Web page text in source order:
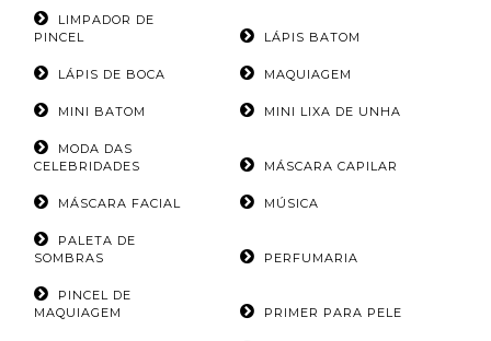
LIMPADOR DE
PINCEL
LÁPIS BATOM
LÁPIS DE BOCA MAQUIAGEM
MINI BATOM MINI LIXA DE UNHA
MODA DAS
CELEBRIDADES
MÁSCARA CAPILAR
MÁSCARA FACIAL MÚSICA
PALETA DE
SOMBRAS
PERFUMARIA
PINCEL DE
MAQUIAGEM
PRIMER PARA PELE